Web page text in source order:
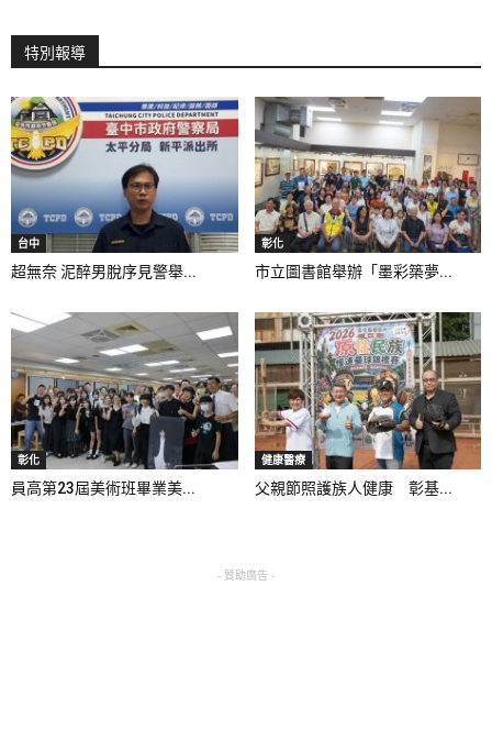
特別報導
台中
超無奈 泥醉男脫序見警舉...
彰化
市立圖書館舉辦「墨彩築夢...
彰化
員高第23屆美術班畢業美...
健康醫療
父親節照護族人健康 彰基...
- 贊助廣告 -